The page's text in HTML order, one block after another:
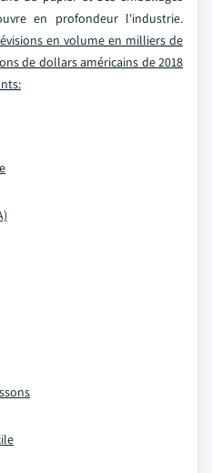
en profondeur l'industrie.
en volume en milliers de
de dollars américains de 2018